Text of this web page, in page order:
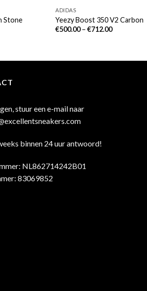
Stone
ADIDAS
Yeezy Boost 350 V2 Carbon
€500.00–€712.00
stuur een e-mail naar
binnen 24 uur antwoord!
NL862714242B01
83069852